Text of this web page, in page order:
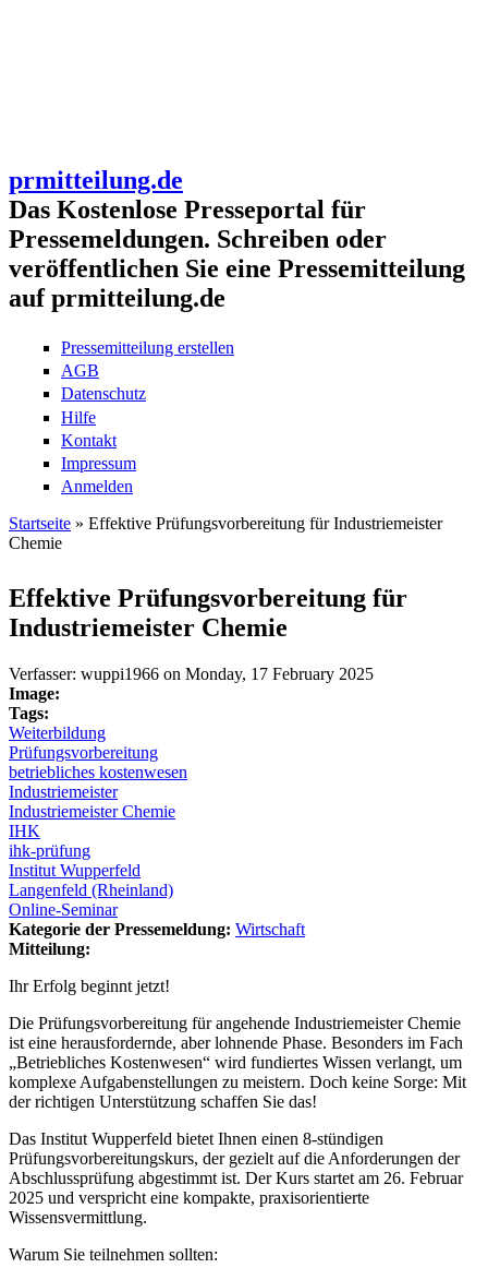
prmitteilung.de
Das Kostenlose Presseportal für
Pressemeldungen. Schreiben oder
veröffentlichen Sie eine Pressemitteilung
auf prmitteilung.de
Pressemitteilung erstellen
AGB
Datenschutz
Hilfe
Kontakt
Impressum
Anmelden
Sie sind hier
Startseite » Effektive Prüfungsvorbereitung für Industriemeister
Chemie
Effektive Prüfungsvorbereitung für
Industriemeister Chemie
Verfasser: wuppi1966 on Monday, 17 February 2025
Image:
Tags:
Weiterbildung
Prüfungsvorbereitung
betriebliches kostenwesen
Industriemeister
Industriemeister Chemie
IHK
ihk-prüfung
Institut Wupperfeld
Langenfeld (Rheinland)
Online-Seminar
Kategorie der Pressemeldung: Wirtschaft
Mitteilung:
Ihr Erfolg beginnt jetzt!
Die Prüfungsvorbereitung für angehende Industriemeister Chemie
ist eine herausfordernde, aber lohnende Phase. Besonders im Fach
„Betriebliches Kostenwesen“ wird fundiertes Wissen verlangt, um
komplexe Aufgabenstellungen zu meistern. Doch keine Sorge: Mit
der richtigen Unterstützung schaffen Sie das!
Das Institut Wupperfeld bietet Ihnen einen 8-stündigen
Prüfungsvorbereitungskurs, der gezielt auf die Anforderungen der
Abschlussprüfung abgestimmt ist. Der Kurs startet am 26. Februar
2025 und verspricht eine kompakte, praxisorientierte
Wissensvermittlung.
Warum Sie teilnehmen sollten: